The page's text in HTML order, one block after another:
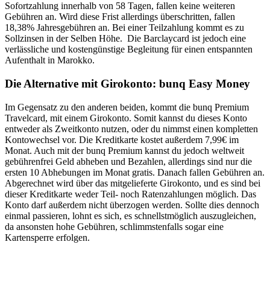
Sofortzahlung innerhalb von 58 Tagen, fallen keine weiteren
Gebühren an. Wird diese Frist allerdings überschritten, fallen
18,38% Jahresgebühren an. Bei einer Teilzahlung kommt es zu
Sollzinsen in der Selben Höhe. Die Barclaycard ist jedoch eine
verlässliche und kostengünstige Begleitung für einen entspannten
Aufenthalt in Marokko.
Die Alternative mit Girokonto: bunq Easy Money
Im Gegensatz zu den anderen beiden, kommt die bunq Premium
Travelcard, mit einem Girokonto. Somit kannst du dieses Konto
entweder als Zweitkonto nutzen, oder du nimmst einen kompletten
Kontowechsel vor. Die Kreditkarte kostet außerdem 7,99€ im
Monat. Auch mit der bunq Premium kannst du jedoch weltweit
gebührenfrei Geld abheben und Bezahlen, allerdings sind nur die
ersten 10 Abhebungen im Monat gratis. Danach fallen Gebühren an.
Abgerechnet wird über das mitgelieferte Girokonto, und es sind bei
dieser Kreditkarte weder Teil- noch Ratenzahlungen möglich. Das
Konto darf außerdem nicht überzogen werden. Sollte dies dennoch
einmal passieren, lohnt es sich, es schnellstmöglich auszugleichen,
da ansonsten hohe Gebühren, schlimmstenfalls sogar eine
Kartensperre erfolgen.